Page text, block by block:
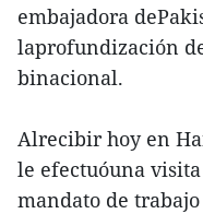
embajadora
laprofundización
binacional.
Alrecibir hoy en
le efectuóuna
mandato de